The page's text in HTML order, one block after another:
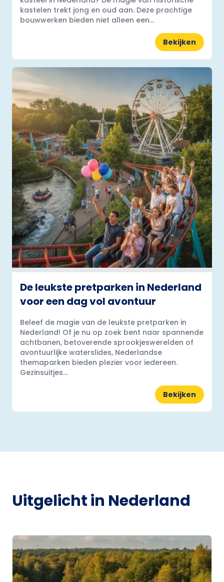
kastelen trekt jong en oud aan. Deze prachtige
bouwwerken bieden niet alleen een...
Bekijken
De leukste pretparken in Nederland
voor een dag vol avontuur
Beleef de magie van de leukste pretparken in
Nederland! Of je nu op zoek bent naar spannende
achtbanen, betoverende sprookjeswerelden of
avontuurlijke waterslides, Nederlandse
themaparken bieden plezier voor iedereen.
Gezinsuitjes...
Bekijken
Uitgelicht in Nederland